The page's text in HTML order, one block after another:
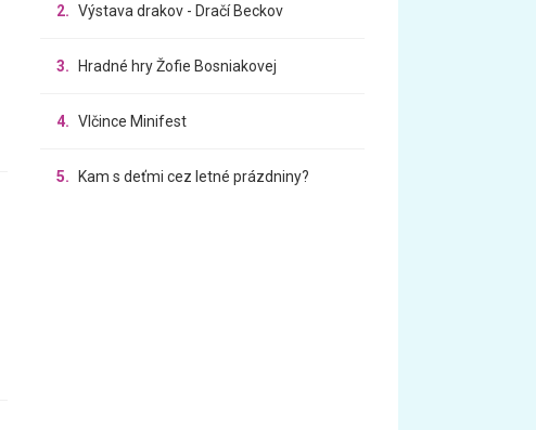
2. Výstava drakov - Dračí Beckov
3. Hradné hry Žofie Bosniakovej
4. Vlčince Minifest
5. Kam s deťmi cez letné prázdniny?